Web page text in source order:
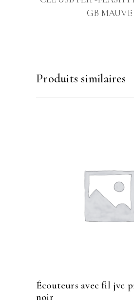
GB MAUVE
Produits similaires
écouteurs avec fil jvc prise jack
noir